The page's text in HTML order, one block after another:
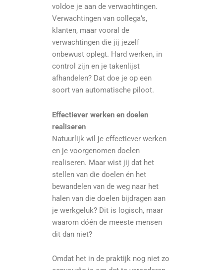
voldoe je aan de verwachtingen.
Verwachtingen van collega’s,
klanten, maar vooral de
verwachtingen die jij jezelf
onbewust oplegt. Hard werken, in
control zijn en je takenlijst
afhandelen? Dat doe je op een
soort van automatische piloot.
Effectiever werken en doelen
realiseren
Natuurlijk wil je effectiever werken
en je voorgenomen doelen
realiseren. Maar wist jij dat het
stellen van die doelen én het
bewandelen van de weg naar het
halen van die doelen bijdragen aan
je werkgeluk? Dit is logisch, maar
waarom dóén de meeste mensen
dit dan niet?
Omdat het in de praktijk nog niet zo